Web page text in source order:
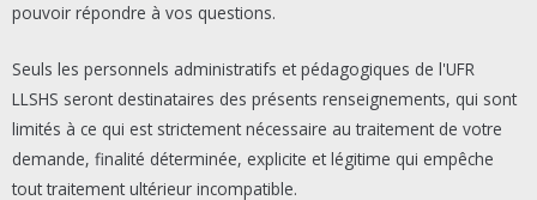
pouvoir répondre à vos questions.
Seuls les personnels administratifs et pédagogiques de l'UFR
LLSHS seront destinataires des présents renseignements, qui sont
limités à ce qui est strictement nécessaire au traitement de votre
demande, finalité déterminée, explicite et légitime qui empêche
tout traitement ultérieur incompatible.